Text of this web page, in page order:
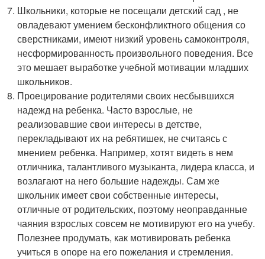
Школьники, которые не посещали детский сад , не
овладевают умением бесконфликтного общения со
сверстниками, имеют низкий уровень самоконтроля,
несформированность произвольного поведения. Все
это мешает выработке учебной мотивации младших
школьников.
Проецирование родителями своих несбывшихся
надежд на ребенка. Часто взрослые, не
реализовавшие свои интересы в детстве,
перекладывают их на ребятишек, не считаясь с
мнением ребенка. Например, хотят видеть в нем
отличника, талантливого музыканта, лидера класса, и
возлагают на него большие надежды. Сам же
школьник имеет свои собственные интересы,
отличные от родительских, поэтому неоправданные
чаяния взрослых совсем не мотивируют его на учебу.
Полезнее продумать, как мотивировать ребенка
учиться в опоре на его пожелания и стремления.